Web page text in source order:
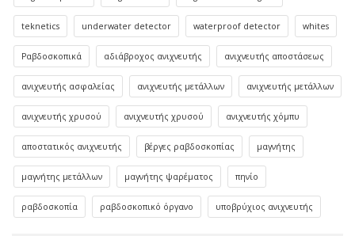
teknetics underwater detector waterproof detector whites
Ραβδοσκοπικά αδιάβροχος ανιχνευτής ανιχνευτής αποστάσεως
ανιχνευτής ασφαλείας ανιχνευτής μετάλλων ανιχνευτής μετάλλων
ανιχνευτής χρυσού ανιχνευτής χρυσού ανιχνευτής χόμπυ
αποστατικός ανιχνευτής βέργες ραβδοσκοπίας μαγνήτης
μαγνήτης μετάλλων μαγνήτης ψαρέματος πηνίο
ραβδοσκοπία ραβδοσκοπικό όργανο υποβρύχιος ανιχνευτής